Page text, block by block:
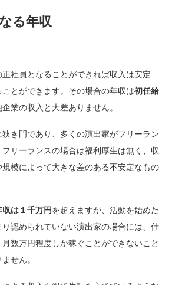
る年収
社員となることができれば収入は安定
ことができます。その場合の年収は初任給
業の収入と大差ありません。
狭き門であり、多くの演出家がフリーラン
リーランスの場合は福利厚生は無く、収
規模によって大きな差のある不安定なもの
収は１千万円を超えますが、活動を始めた
認められていない演出家の場合には、仕
数万円程度しか稼ぐことができないこと
せん。